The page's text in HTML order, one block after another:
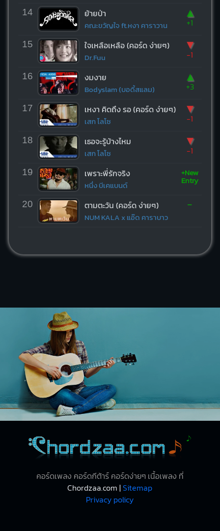
14 ย้ายป่า
คณะขวัญใจ ft.หงา คาราวาน
▲
+1
15 ใจเหลือเหลือ (คอร์ด ง่ายๆ)
Dr.Fuu
▼
-1
16 งมงาย
Bodyslam (บอดี้สแลม)
▲
+3
17 เหงา คิดถึง รอ (คอร์ด ง่ายๆ)
เสก โลโซ
▼
-1
18 เธอจะรู้บ้างไหม
เสก โลโซ
▼
-1
19 เพราะพี่รักจริง
หนึ่ง บีเคแบนด์
+New
Entry
20 ตามตะวัน (คอร์ด ง่ายๆ)
NUM KALA x แอ๊ด คาราบาว
-
คอร์ดเพลง คอร์ดกีต้าร์ คอร์ดง่ายๆ เนื้อเพลง ที่
Chordzaa.com |Sitemap
Privacy policy